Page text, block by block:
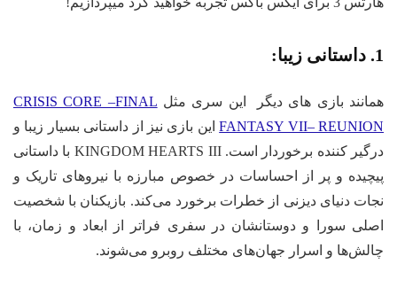
بازی های دیگر این سری مثلCRISIS CORE –FINAL
FANTASY VII–این بازی نیز از داستانی بسیار زیبا و
درگیر کننده برخوردار است. KINGDOM HEARTS III با داستانی
و پر از احساسات در خصوص مبارزه با نیروهای تاریک و
دنیای دیزنی از خطرات برخورد می‌کند. بازیکنان با شخصیت
سورا و دوستانشان در سفری فراتر از ابعاد و زمان، با
و اسرار جهان‌های مختلف روبرو می‌شوند.